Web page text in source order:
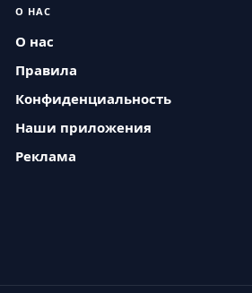
О НАС
О нас
Правила
Конфиденциальность
Наши приложения
Реклама